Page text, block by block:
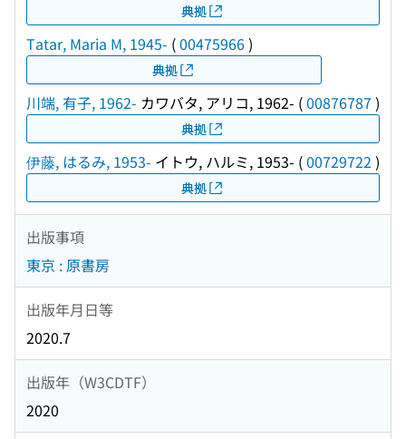
典拠
Tatar, Maria M, 1945- (00475966)
典拠
川端, 有子, 1962- カワバタ, アリコ, 1962- (00876787 )
典拠
伊藤, はるみ, 1953- イトウ, ハルミ, 1953- (00729722 )
典拠
出版事項
東京 : 原書房
出版年月日等
2020.7
出版年（W3CDTF）
2020